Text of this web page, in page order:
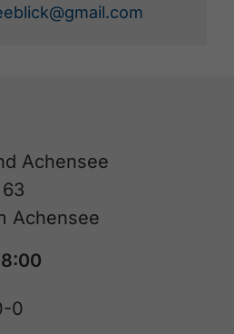
Achensee
Achensee
0